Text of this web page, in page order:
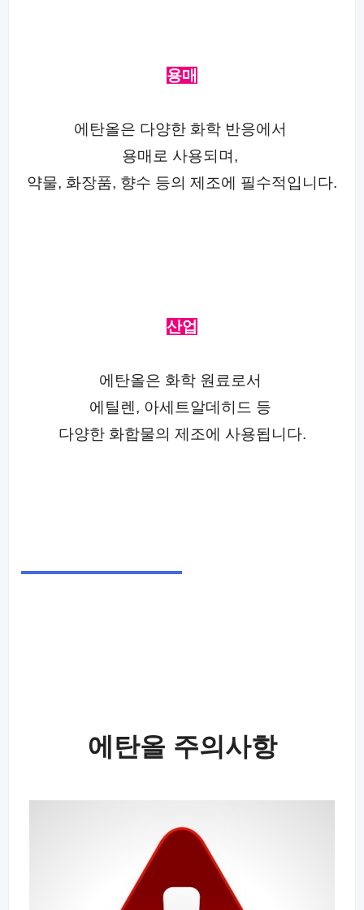
용매
에탄올은 다양한 화학 반응에서
용매로 사용되며,
약물, 화장품, 향수 등의 제조에 필수적입니다.
산업
에탄올은 화학 원료로서
에틸렌, 아세트알데히드 등
다양한 화합물의 제조에 사용됩니다.
에탄올 주의사항